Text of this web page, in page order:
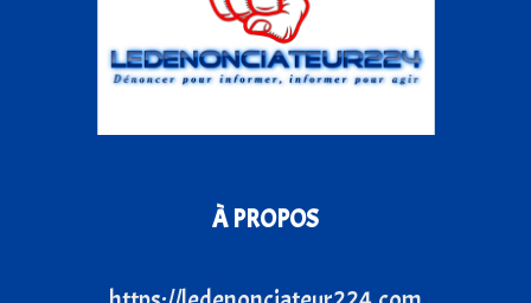
À PROPOS